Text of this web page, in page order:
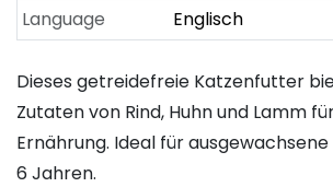
Language
Englisch
Dieses getreidefreie Katzenfutter
Zutaten von Rind, Huhn und Lamm
Ernährung. Ideal für ausgewachsene
6 Jahren.